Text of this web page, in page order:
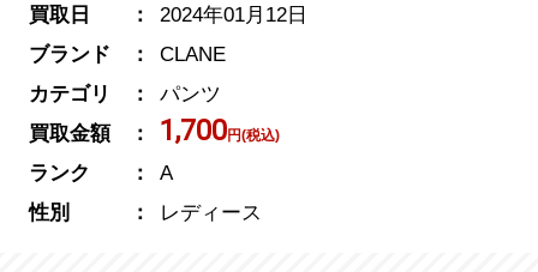
買取日
2024年01月12日
ブランド
CLANE
カテゴリ
パンツ
買取金額
1,700円(税込)
ランク
A
性別
レディース